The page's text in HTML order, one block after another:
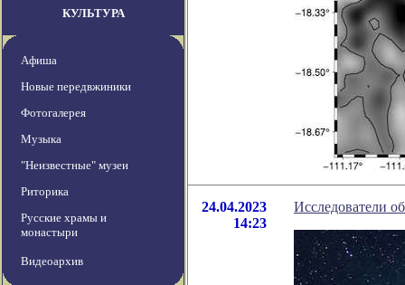
КУЛЬТУРА
Афиша
Новые передвжиники
Фотогалерея
Музыка
"Неизвестные" музеи
Риторика
Русские храмы и
монастыри
Видеоархив
24.04.2023
14:23
Исследователи